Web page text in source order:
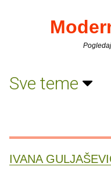
Sve teme
IVANA